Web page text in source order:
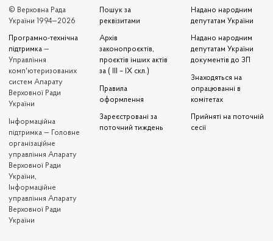
© Верховна Рада
України 1994—2026
Програмно-технічна
підтримка —
Управління
комп'ютеризованих
систем Апарату
Верховної Ради
України
Iнформаційна
підтримка — Головне
організаційне
управління Апарату
Верховної Ради
України,
Інформаційне
управління Апарату
Верховної Ради
України
Пошук за
реквізитами
Архів
законопроєктів,
проєктів інших актів
за ( III – IX скл.)
Правила
оформлення
Зареєстровані за
поточний тиждень
Надано народним
депутатам України
Надано народним
депутатам України
документів до ЗП
Знаходяться на
опрацюванні в
комітетах
Прийняті на поточній
сесії